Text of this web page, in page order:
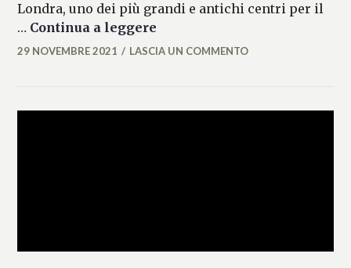
Londra, uno dei più grandi e antichi centri per il
… Continua a leggere
LASIFRANCESCA
29 NOVEMBRE 2021 LASCIA UN COMMENTO